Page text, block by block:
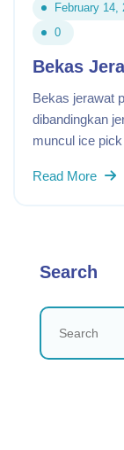
February 14,
0
Bekas
Bekas jerawat
dibandingkan
muncul ice
Read More
Search